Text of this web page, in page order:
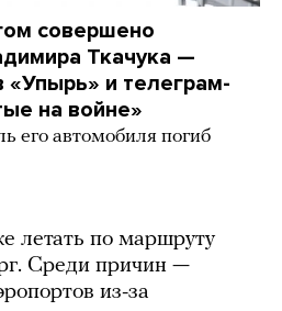
совершено
Ткачука —
«Упырь» и телеграм-
на войне»
его автомобиля погиб
летать по маршруту
Среди причин —
из-за